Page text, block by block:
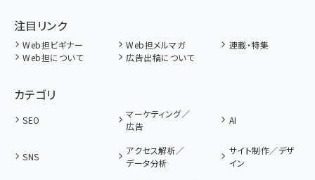
注目リンク
Web担ビギナー Web担メルマガ
連載・特集
Web担について
広告出稿について
カテゴリ
SEO
マーケティング／
広告
AI
SNS
アクセス解析／
データ分析
サイト制作／デザ
イン